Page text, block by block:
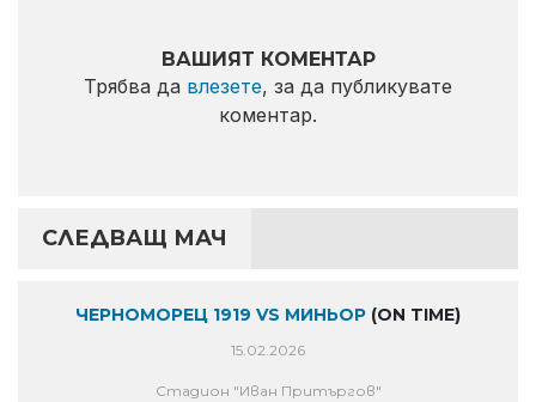
ВАШИЯТ КОМЕНТАР
Трябва да влезете, за да публикувате
коментар.
СЛЕДВАЩ МАЧ
ЧЕРНОМОРЕЦ 1919 VS МИНЬОР (ON TIME)
15.02.2026
Стадион "Иван Притъргов"